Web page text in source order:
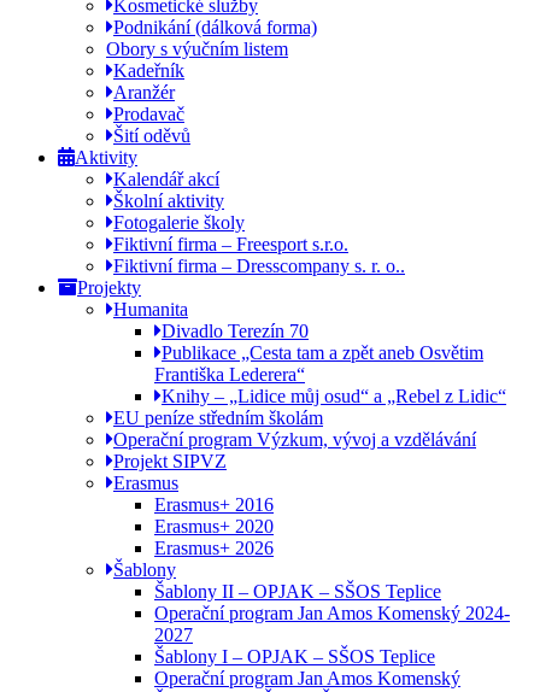
Kosmetické služby
Podnikání (dálková forma)
Obory s výučním listem
Kadeřník
Aranžér
Prodavač
Šití oděvů
Aktivity
Kalendář akcí
Školní aktivity
Fotogalerie školy
Fiktivní firma – Freesport s.r.o.
Fiktivní firma – Dresscompany s. r. o..
Projekty
Humanita
Divadlo Terezín 70
Publikace „Cesta tam a zpět aneb Osvětim
Františka Lederera“
Knihy – „Lidice můj osud“ a „Rebel z Lidic“
EU peníze středním školám
Operační program Výzkum, vývoj a vzdělávání
Projekt SIPVZ
Erasmus
Erasmus+ 2016
Erasmus+ 2020
Erasmus+ 2026
Šablony
Šablony II – OPJAK – SŠOS Teplice
Operační program Jan Amos Komenský 2024-
2027
Šablony I – OPJAK – SŠOS Teplice
Operační program Jan Amos Komenský